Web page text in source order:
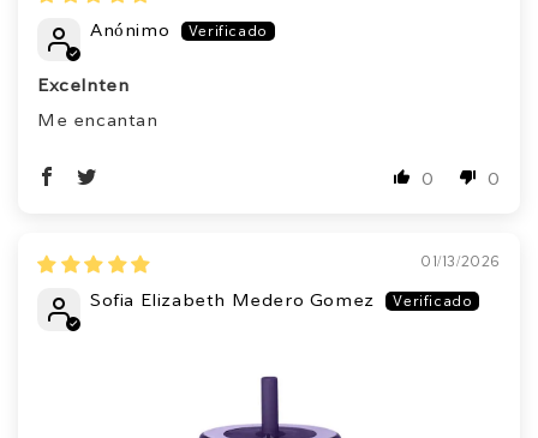
Anónimo
Excelnten
Me encantan
0 0
01/13/2026
Sofia Elizabeth Medero Gomez